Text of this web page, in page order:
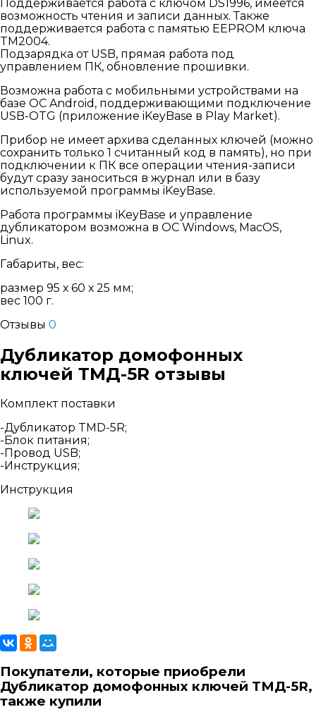
Поддерживается работа с ключом DS1996, имеется
возможность чтения и записи данных. Также
поддерживается работа с памятью EEPROM ключа
TM2004.
Подзарядка от USB, прямая работа под
управлением ПК, обновление прошивки.
Возможна работа с мобильными устройствами на
базе ОС Android, поддерживающими подключение
USB-OTG (приложение iKeyBase в Play Market).
Прибор не имеет архива сделанных ключей (можно
сохранить только 1 считанный код в память), но при
подключении к ПК все операции чтения-записи
будут сразу заноситься в журнал или в базу
используемой программы iKeyBase.
Работа программы iKeyBase и управление
дубликатором возможна в ОС Windows, MacOS,
Linux.
Габариты, вес:
размер 95 х 60 х 25 мм;
вес 100 г.
Отзывы 0
Дубликатор домофонных
ключей ТМД-5R отзывы
Комплект поставки
-Дубликатор TMD-5R;
-Блок питания;
-Провод USB;
-Инструкция;
Инструкция
Покупатели, которые приобрели
Дубликатор домофонных ключей ТМД-5R,
также купили